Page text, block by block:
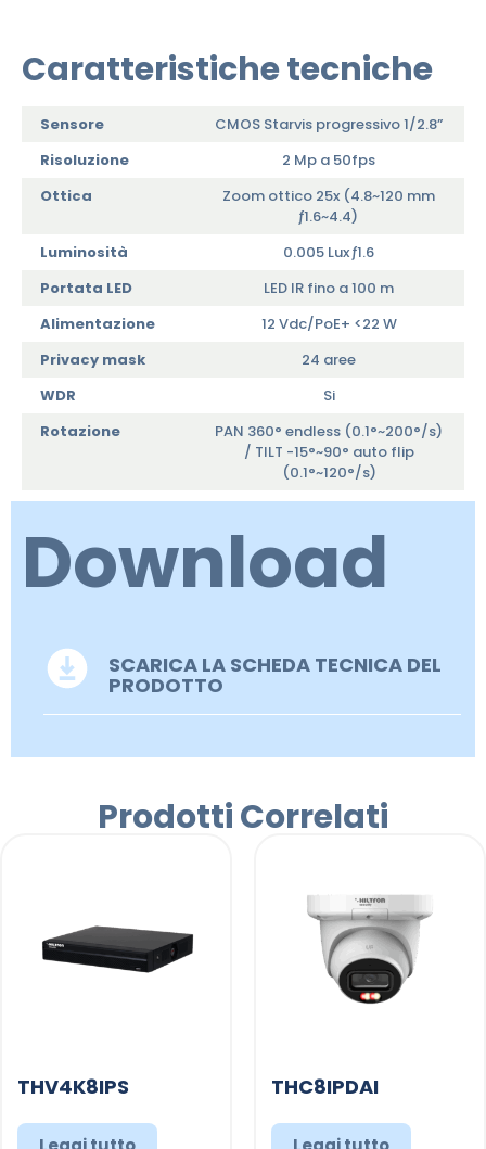
Caratteristiche tecniche
Sensore
CMOS Starvis progressivo 1/2.8”
Risoluzione
2 Mp a 50fps
Ottica
Zoom ottico 25x (4.8~120 mm
ƒ1.6~4.4)
Luminosità
0.005 Lux ƒ1.6
Portata LED
LED IR fino a 100 m
Alimentazione
12 Vdc/PoE+ <22 W
Privacy mask
24 aree
WDR
Si
Rotazione
PAN 360° endless (0.1°~200°/s)
/ TILT -15°~90° auto flip
(0.1°~120°/s)
Download
SCARICA LA SCHEDA TECNICA DEL
PRODOTTO
Prodotti Correlati
THV4K8IPS THC8IPDAI